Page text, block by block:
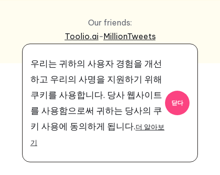
Our friends:
Toolio.ai-MillionTweets
우리는 귀하의 사용자 경험을 개선
하고 우리의 사명을 지원하기 위해
쿠키를 사용합니다. 당사 웹사이트
를 사용함으로써 귀하는 당사의 쿠
키 사용에 동의하게 됩니다.더 알아보
기
닫다